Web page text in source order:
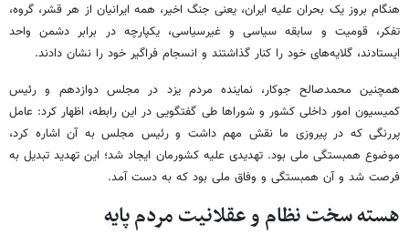
هنگام بروز یک بحران علیه ایران، یعنی جنگ اخیر، همه ایرانیان از هر قشر، گروه،
تفکر، قومیت و سابقه سیاسی و غیرسیاسی، یکپارچه در برابر دشمن واحد
ایستادند، گلایه‌های خود را کنار گذاشتند و انسجام فراگیر خود را نشان دادند.
همچنین محمدصالح جوکار، نماینده مردم یزد در مجلس دوازدهم و رئیس
کمیسیون امور داخلی کشور و شوراها طی گفتگویی در این رابطه، اظهار کرد: عامل
پررنگی که در پیروزی ما نقش مهم داشت و رئیس مجلس به آن اشاره کرد،
موضوع همبستگی ملی بود. تهدیدی علیه کشورمان ایجاد شد؛ این تهدید تبدیل به
فرصت شد و آن همبستگی و وفاق ملی بود که به دست آمد.
هسته سخت نظام و عقلانیت مردم پایه